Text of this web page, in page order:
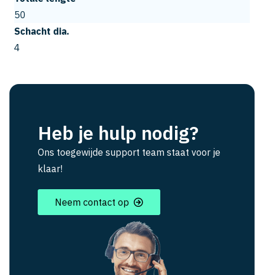
50
Schacht dia.
4
Heb je hulp nodig?
Ons toegewijde support team staat voor je
klaar!
Neem contact op